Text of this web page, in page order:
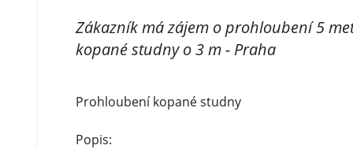
Zákazník má zájem o prohloubení 5
kopané studny o 3 m - Praha
Prohloubení kopané studny
Popis: